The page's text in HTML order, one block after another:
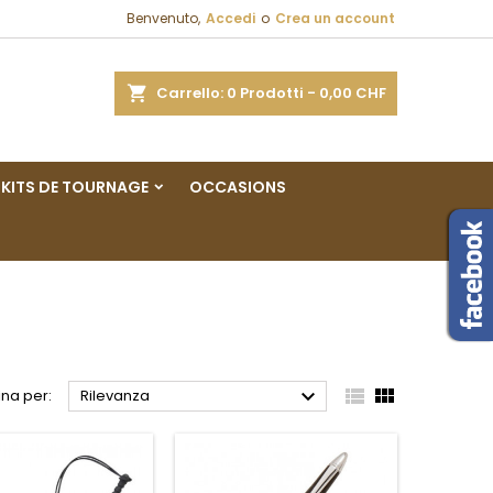
Benvenuto, Accedi o Crea un account
Carrello 0 Prodotti - 0,00 CHF
KITS DE TOURNAGE OCCASIONS
per: Rilevanza   